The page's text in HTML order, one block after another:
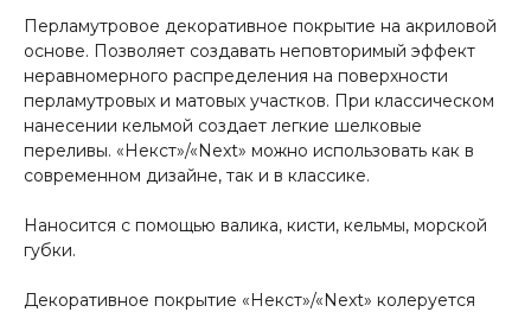
Перламутровое декоративное покрытие на акриловой
основе. Позволяет создавать неповторимый эффект
неравномерного распределения на поверхности
перламутровых и матовых участков. При классическом
нанесении кельмой создает легкие шелковые
переливы. «Некст»/«Next» можно использовать как в
современном дизайне, так и в классике.
Наносится с помощью валика, кисти, кельмы, морской
губки.
Декоративное покрытие «Некст»/«Next» колеруется